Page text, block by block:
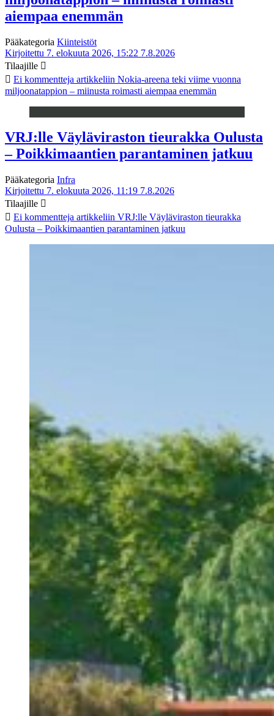
aiempaa enemmän
Pääkategoria Kiinteistöt
Kirjoitettu 7. elokuuta 2026, 15:22 7.8.2026
Tilaajille
Ei kommentteja artikkeliin Nokia-areena teki viime vuonna
miljoonatappion – miinusta roimasti aiempaa enemmän
VRJ:lle Väyläviraston tieurakka Oulusta
– Poikkimaantien parantaminen jatkuu
Pääkategoria Infra
Kirjoitettu 7. elokuuta 2026, 11:19 7.8.2026
Tilaajille
Ei kommentteja artikkeliin VRJ:lle Väyläviraston tieurakka
Oulusta – Poikkimaantien parantaminen jatkuu